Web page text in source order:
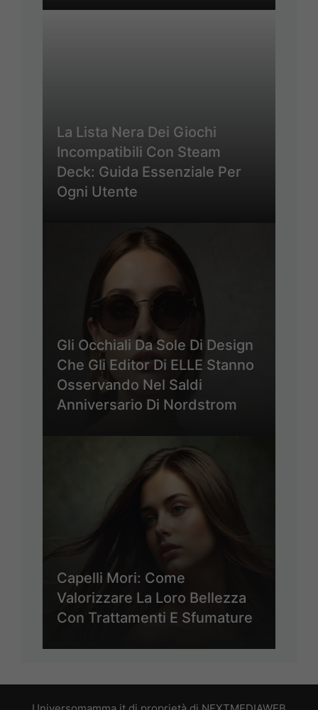
La Lista Nera Dei Giochi
Incompatibili Con Steam
Deck: Guida Essenziale Per
Ogni Utente
Gli Occhiali Da Sole Di Design
Che Gli Editor Di ELLE Stanno
Osservando Nel Saldi
Anniversario Di Nordstrom
Capelli Mori: Come
Valorizzare La Loro Bellezza
Con Trattamenti E Sfumature